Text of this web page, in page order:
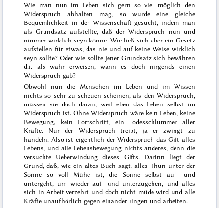
Wie man nun im Leben sich gern so viel möglich den
Widerspruch abhalten mag, so wurde eine gleiche
Bequemlichkeit in der Wissenschaft gesucht, indem man
als Grundsatz aufstellte, daß der Widerspruch nun und
nimmer wirklich seyn könne. Wie ließ sich aber ein Gesetz
aufstellen für etwas, das nie und auf keine Weise wirklich
seyn sollte? Oder wie sollte jener Grundsatz sich bewähren
d.i. als wahr erweisen, wann es doch nirgends einen
Widerspruch gab?
Obwohl nun die Menschen im Leben und im Wissen
nichts so sehr zu scheuen scheinen, als den Widerspruch,
müssen sie doch daran, weil eben das Leben selbst im
Widerspruch ist. Ohne Widerspruch wäre kein Leben, keine
Bewegung, kein Fortschritt, ein Todesschlummer aller
Kräfte. Nur der Widerspruch treibt, ja er zwingt zu
handeln. Also ist eigentlich der Widerspruch das Gift alles
Lebens, und alle Lebensbewegung nichts anderes, denn die
versuchte Ueberwindung dieses Gifts. Darinn liegt der
Grund, daß, wie ein altes Buch sagt, alles Thun unter der
Sonne so voll Mühe ist, die Sonne selbst auf- und
untergeht, um wieder auf- und unterzugehen, und alles
sich in Arbeit verzehrt und doch nicht müde wird und alle
Kräfte unaufhörlich gegen einander ringen und arbeiten.